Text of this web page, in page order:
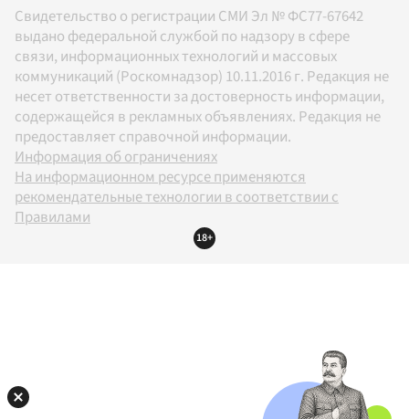
Свидетельство о регистрации СМИ Эл № ФС77-67642
выдано федеральной службой по надзору в сфере
связи, информационных технологий и массовых
коммуникаций (Роскомнадзор) 10.11.2016 г. Редакция не
несет ответственности за достоверность информации,
содержащейся в рекламных объявлениях. Редакция не
предоставляет справочной информации.
Информация об ограничениях
На информационном ресурсе применяются
рекомендательные технологии в соответствии с
Правилами
18+